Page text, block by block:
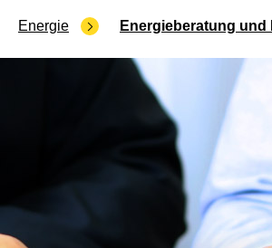
Energie Energieberatung und